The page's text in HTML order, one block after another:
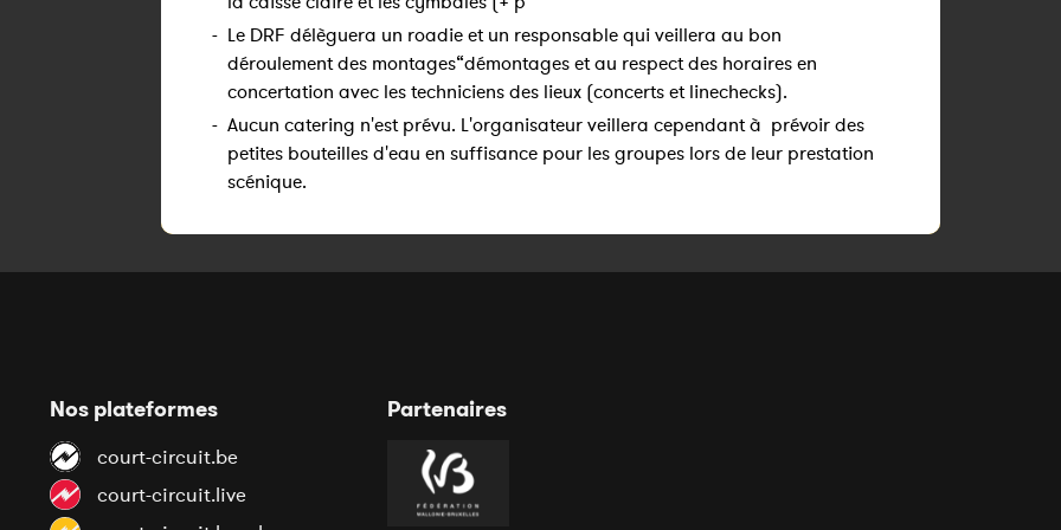
- Le DRF délèguera un roadie et un responsable qui veillera au bon
déroulement des montages“démontages et au respect des horaires en
concertation avec les techniciens des lieux (concerts et linechecks).
- Aucun catering n'est prévu. L'organisateur veillera cependant à prévoir des
petites bouteilles d'eau en suffisance pour les groupes lors de leur prestation
scénique.
Nos plateformes
court-circuit.be
court-circuit.live
Partenaires